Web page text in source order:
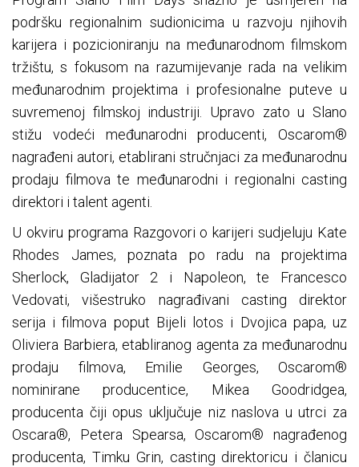
podršku regionalnim sudionicima u razvoju njihovih
karijera i pozicioniranju na međunarodnom filmskom
tržištu, s fokusom na razumijevanje rada na velikim
međunarodnim projektima i profesionalne puteve u
suvremenoj filmskoj industriji. Upravo zato u Slano
stižu vodeći međunarodni producenti, Oscarom®
nagrađeni autori, etablirani stručnjaci za međunarodnu
prodaju filmova te međunarodni i regionalni casting
direktori i talent agenti.
U okviru programa Razgovori o karijeri sudjeluju Kate
Rhodes James, poznata po radu na projektima
Sherlock, Gladijator 2 i Napoleon, te Francesco
Vedovati, višestruko nagrađivani casting direktor
serija i filmova poput Bijeli lotos i Dvojica papa, uz
Oliviera Barbiera, etabliranog agenta za međunarodnu
prodaju filmova, Emilie Georges, Oscarom®
nominirane producentice, Mikea Goodridgea,
producenta čiji opus uključuje niz naslova u utrci za
Oscara®, Petera Spearsa, Oscarom® nagrađenog
producenta, Timku Grin, casting direktoricu i članicu